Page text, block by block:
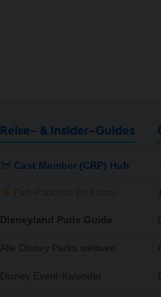
Reise- & Insider-Guides
Cast Member (CRP) Hub
Disneyland Paris Guide
Alle Disney Parks weltweit
Disney Event-Kalender